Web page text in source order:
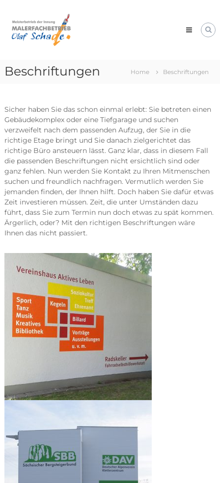
content
Malerfachbetrieb
Olaf
Schade
Professionelles
Beschriftungen Home Beschriftungen
Sicher haben Sie das schon einmal erlebt: Sie betreten einen
Gebäudekomplex oder eine Tiefgarage und suchen
verzweifelt nach dem passenden Aufzug, der Sie in die
richtige Etage bringt und Sie danach zielgerichtet das
richtige Büro ansteuern lässt. Ganz klar, dass in diesem Fall
die passenden Beschriftungen nicht ersichtlich sind oder
ganz fehlen. Nun werden Sie Kontakt zu Ihren Mitmenschen
suchen und freundlich nachfragen. Vermutlich werden Sie
jemanden finden, der Ihnen hilft. Doch haben Sie dafür etwas
Zeit investieren müssen. Zeit, die unter Umständen dazu
führt, dass Sie zum Termin nun doch etwas zu spät kommen.
Ärgerlich, oder? Mit den richtigen Beschriftungen wäre
Ihnen das nicht passiert.